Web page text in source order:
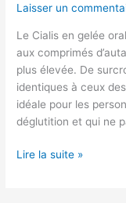
Laisser un
Le Cialis en gelée
aux comprimés
plus élevée. De
identiques à ceux
idéale pour les
déglutition et qui ne
du
orale
Lire la suite »